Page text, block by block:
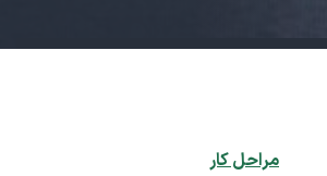
مراحل کار